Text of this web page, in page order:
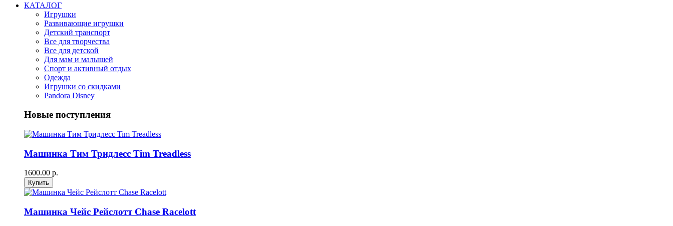
КАТАЛОГ
Игрушки
Развивающие игрушки
Детский транспорт
Все для творчества
Все для детской
Для мам и малышей
Спорт и активный отдых
Одежда
Игрушки со скидками
Pandora Disney
Новые поступления
Машинка Тим Тридлесс Tim Treadless
1600.00 р.
Машинка Чейс Рейслотт Chase Racelott